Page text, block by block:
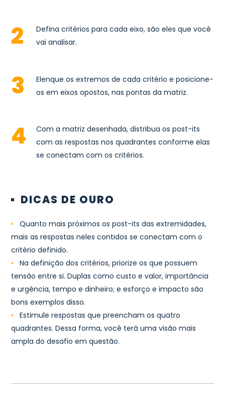
Defina critérios para cada eixo, são eles que você
vai analisar.
Elenque os extremos de cada critério e posicione-
os em eixos opostos, nas pontas da matriz.
Com a matriz desenhada, distribua os post-its
com as respostas nos quadrantes conforme elas
se conectam com os critérios.
DICAS DE OURO
• Quanto mais próximos os post-its das extremidades,
mais as respostas neles contidos se conectam com o
critério definido.
• Na definição dos critérios, priorize os que possuem
tensão entre si. Duplas como custo e valor, importância
e urgência, tempo e dinheiro; e esforço e impacto são
bons exemplos disso.
• Estimule respostas que preencham os quatro
quadrantes. Dessa forma, você terá uma visão mais
ampla do desafio em questão.